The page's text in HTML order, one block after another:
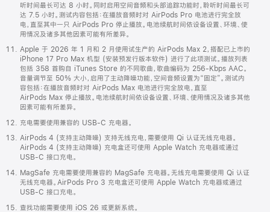
听时间最长可达 8 小时。同时启用空间音频和头部追踪功能时，聆听时间最长可
达 7.5 小时。测试内容包括：在播放音频时对 AirPods Pro 电池进行完全放
电，直至其中一只 AirPods Pro 停止播放。电池续航时间依设备设置、环境、使
用情况及诸多其他因素可能有所差异。
Apple 于 2026 年 1 月和 2 月使用试生产的 AirPods Max 2，搭配已上市的
iPhone 17 Pro Max 机型 (安装预发行版本软件) 进行了此项测试。播放列表
包括 358 首购自 iTunes Store 的不同歌曲，歌曲编码为 256-Kbps AAC。
音量调节至 50% 大小，启用了主动降噪功能，空间音频设置为“固定”。测试内
容包括：在播放音频时对 AirPods Max 电池进行完全放电，直至
AirPods Max 停止播放。电池续航时间依设备设置、环境、使用情况及诸多其他
因素可能有所差异。
充电需要使用兼容的 USB-C 充电器。
AirPods 4 (支持主动降噪) 支持无线充电，需要使用 Qi 认证无线充电器。
AirPods 4 (支持主动降噪) 充电盒还可使用 Apple Watch 充电器或通过
USB-C 接口充电。
MagSafe 充电需要使用兼容的 MagSafe 充电器。无线充电需要使用 Qi 认证
无线充电器。AirPods Pro 3 充电盒还可使用 Apple Watch 充电器或通过
USB-C 接口充电。
查找功能需要使用 iOS 26 或更新系统。